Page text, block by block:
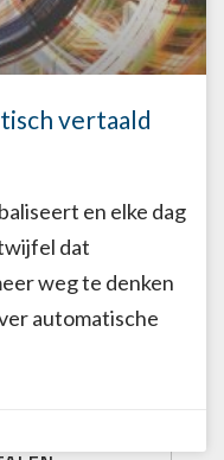
vertaald
en elke dag
dat
weg te denken
automatische